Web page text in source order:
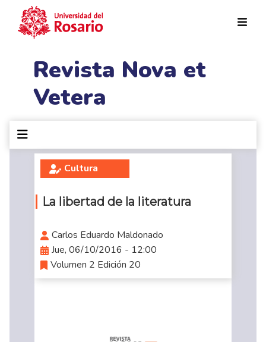
Revista Nova et
Vetera
Cultura
La libertad de la literatura
Carlos Eduardo Maldonado
Jue, 06/10/2016 - 12:00
Volumen 2 Edición 20